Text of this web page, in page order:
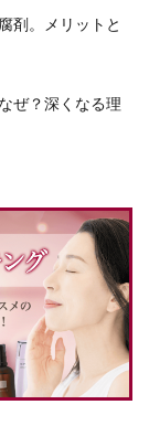
剤。メリットと
ぜ？深くなる理